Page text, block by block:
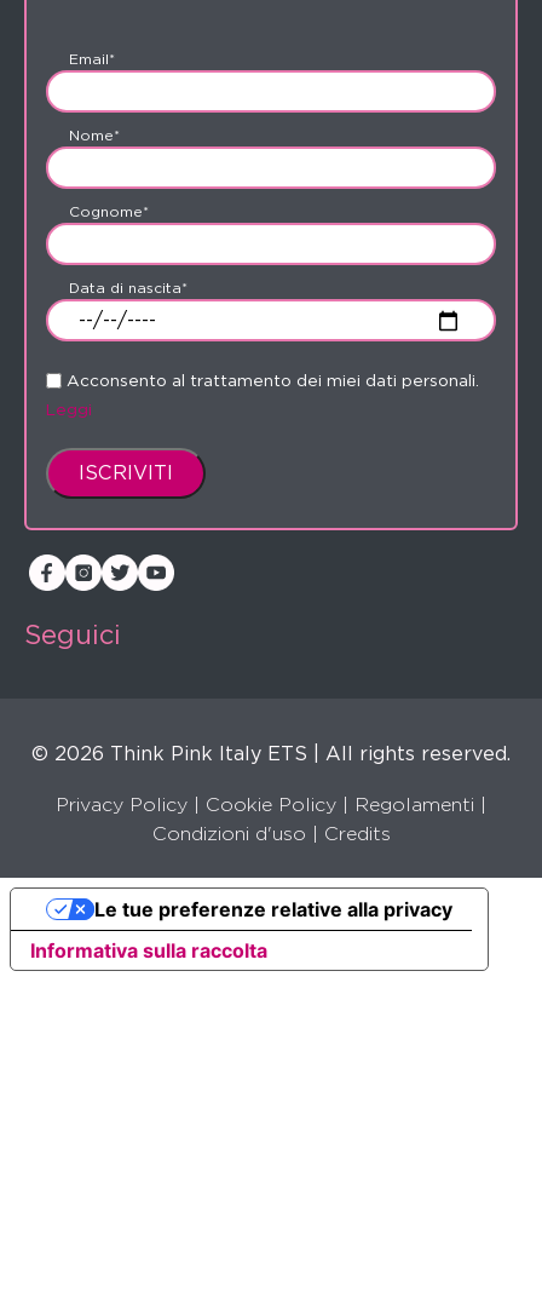
Email*
Nome*
Cognome*
Data di nascita*
Acconsento al trattamento dei miei dati personali.
Leggi
Seguici
© 2026 Think Pink Italy ETS | All rights reserved.
Privacy Policy Cookie Policy Regolamenti
Condizioni d'uso |
Credits
Informativa sulla raccolta
Le tue preferenze relative alla privacy